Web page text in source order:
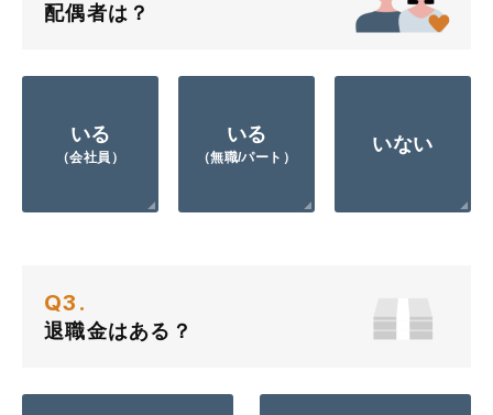
配偶者は？
いる
（会社員）
いる
（無職/パート）
いない
Q3.
退職金はある？